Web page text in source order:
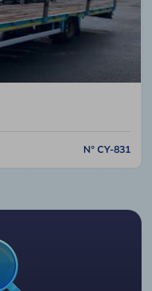
N° CY-831